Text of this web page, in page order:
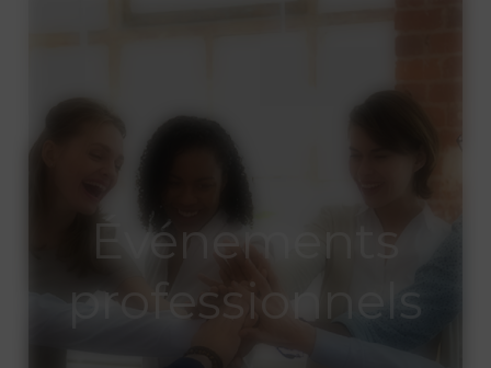
Événements
professionnels